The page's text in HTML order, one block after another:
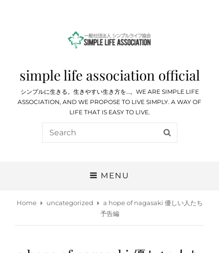
simple life association official
シンプルに生きる。生きやすい生き方を…。WE ARE SIMPLE LIFE
ASSOCIATION, AND WE PROPOSE TO LIVE SIMPLY. A WAY OF
LIFE THAT IS EASY TO LIVE.
Search
for:
MENU
Home uncategorized
a hope of nagasaki 優しい人たち
予告編